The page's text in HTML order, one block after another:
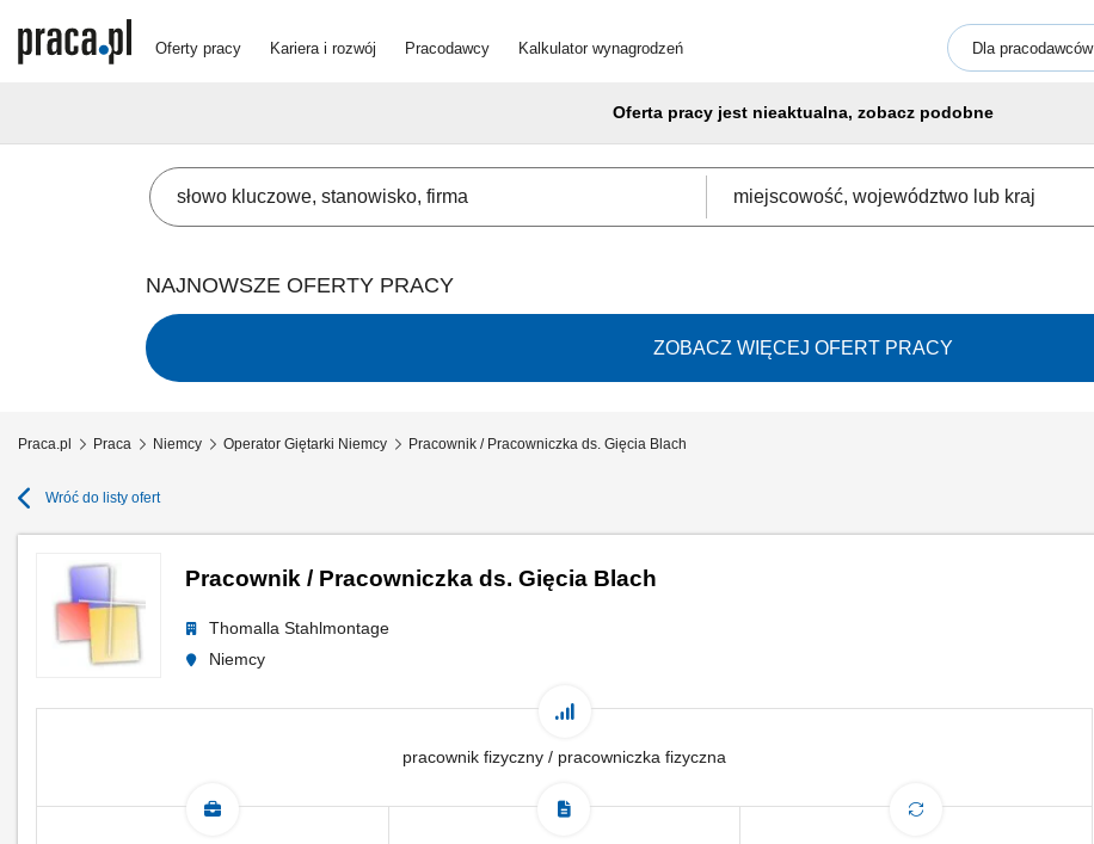
Oferty pracy Kariera i rozwój Pracodawcy Kalkulator wynagrodzeń Dla pracodawców
Oferta pracy jest nieaktualna, zobacz podobne
NAJNOWSZE OFERTY PRACY
ZOBACZ WIĘCEJ OFERT PRACY
Praca.pl Praca Niemcy Operator Giętarki Niemcy Pracownik / Pracowniczka ds. Gięcia Blach
Wróć do listy ofert
Pracownik / Pracowniczka ds. Gięcia Blach
Thomalla Stahlmontage
Niemcy
pracownik fizyczny / pracowniczka fizyczna